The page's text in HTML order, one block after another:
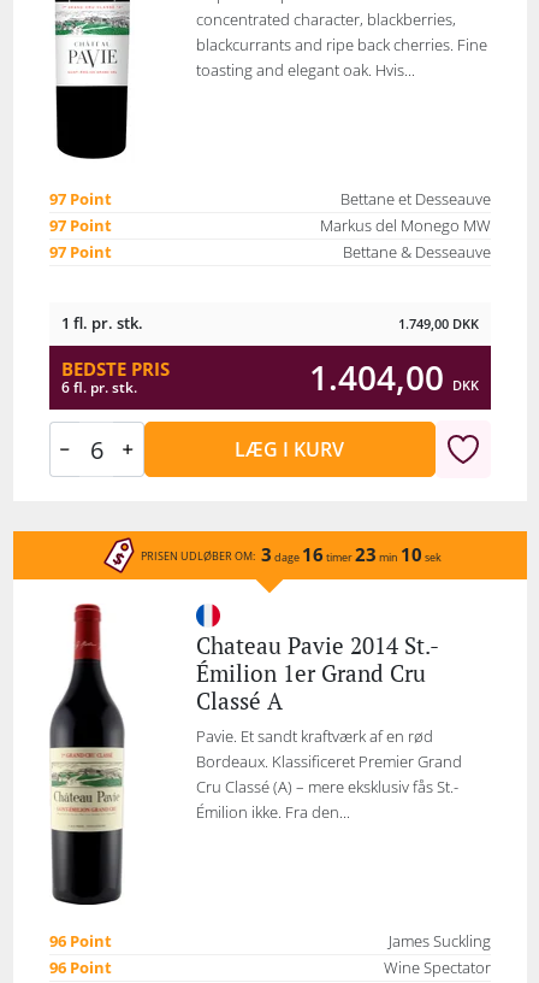
concentrated character, blackberries,
blackcurrants and ripe back cherries. Fine
toasting and elegant oak. Hvis...
97 Point
Bettane et Desseauve
97 Point
Markus del Monego MW
97 Point
Bettane & Desseauve
1 fl. pr. stk. 1.749,00 DKK
BEDSTE PRIS
6 fl. pr. stk. 1.404,00 DKK
LÆG I KURV
PRISEN UDLØBER OM: 3 dage 16 timer23 min 10 sek
Chateau Pavie 2014 St.-
Émilion 1er Grand Cru
Classé A
Pavie. Et sandt kraftværk af en rød
Bordeaux. Klassificeret Premier Grand
Cru Classé (A) – mere eksklusiv fås St.-
Émilion ikke. Fra den...
96 Point
James Suckling
96 Point
Wine Spectator